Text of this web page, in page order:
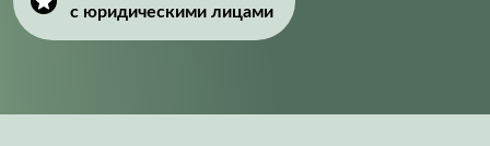
с юридическими лицами